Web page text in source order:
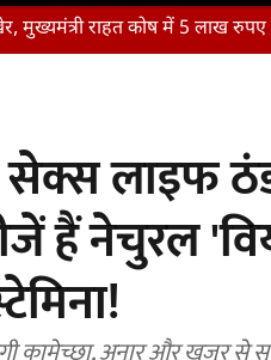
राहत कोष में 5 लाख रुपए दान
लाइफ
हैं नेचुरल